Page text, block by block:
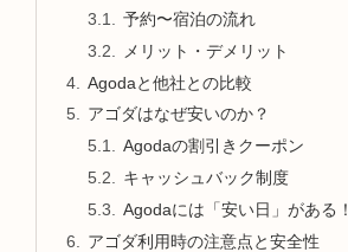
予約〜宿泊の流れ
メリット・デメリット
Agodaと他社との比較
アゴダはなぜ安いのか？
Agodaの割引きクーポン
キャッシュバック制度
Agodaには「安い日」がある！
アゴダ利用時の注意点と安全性